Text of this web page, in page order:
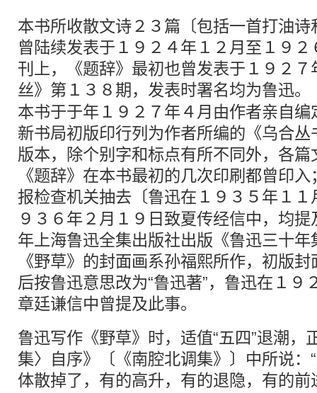
本书所收散文诗２３篇〔包括一首打油
曾陆续发表于１９２４年１２月至１９
刊上，《题辞》最初也曾发表于１９２
丝》第１３８期，发表时署名均为鲁迅。
本书于于年１９２７年４月由作者亲自
新书局初版印行列为作者所编的《乌合
版本，除个别字和标点有所不同外，各
《题辞》在本书最初的几次印刷都曾印
报检查机关抽去〔鲁迅在１９３５年１
９３６年２月１９日致夏传经信中，均
年上海鲁迅全集出版社出版《鲁迅三十
《野草》的封面画系孙福熙所作，初版封
后按鲁迅意思改为“鲁迅著”，鲁迅在１９
章廷谦信中曾提及此事。
鲁迅写作《野草》时，适值“五四”退潮，
集〉自序》〔《南腔北调集》〕中所说：
体散掉了，有的高升，有的退隐，有的